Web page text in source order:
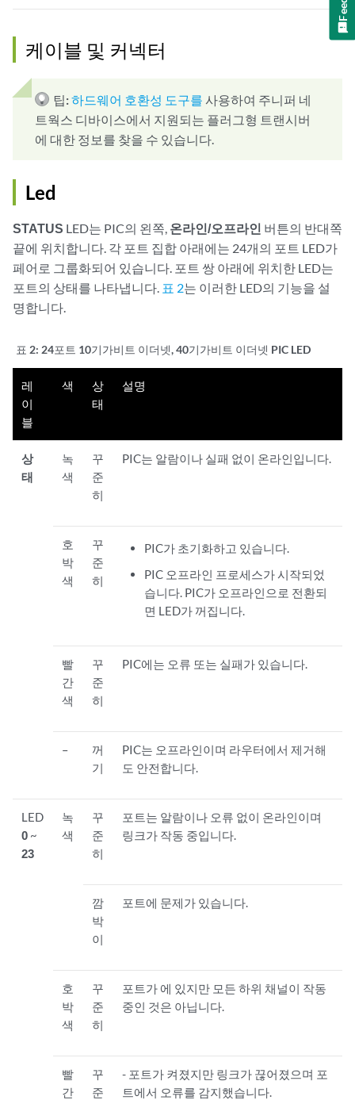
케이블 및 커넥터
팁:하드웨어 호환성 도구를 사용하여 주니퍼 네
트웍스 디바이스에서 지원되는 플러그형 트랜시버
에 대한 정보를 찾을 수 있습니다.
Led
STATUS LED는 PIC의 왼쪽, 온라인/오프라인 버튼의 반대쪽
끝에 위치합니다. 각 포트 집합 아래에는 24개의 포트 LED가
페어로 그룹화되어 있습니다. 포트 쌍 아래에 위치한 LED는
포트의 상태를 나타냅니다. 표 2는 이러한 LED의 기능을 설
명합니다.
표 2: 24포트 10기가비트 이더넷, 40기가비트 이더넷 PIC LED
레
이
블
색
상
태
설명
상
태
녹
색
꾸
준
히
PIC는 알람이나 실패 없이 온라인입니다.
호
박
색
꾸
준
히
PIC가 초기화하고 있습니다.
PIC 오프라인 프로세스가 시작되었
습니다. PIC가 오프라인으로 전환되
면 LED가 꺼집니다.
빨
간
색
꾸
준
히
PIC에는 오류 또는 실패가 있습니다.
–
꺼
기
PIC는 오프라인이며 라우터에서 제거해
도 안전합니다.
LED
0 ~
23
녹
색
꾸
준
히
포트는 알람이나 오류 없이 온라인이며
링크가 작동 중입니다.
깜
박
이
포트에 문제가 있습니다.
호
박
색
꾸
준
히
포트가 에 있지만 모든 하위 채널이 작동
중인 것은 아닙니다.
빨
간
꾸
준
- 포트가 켜졌지만 링크가 끊어졌으며 포
트에서 오류를 감지했습니다.